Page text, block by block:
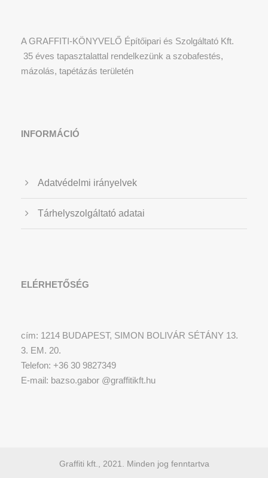
A GRAFFITI-KÖNYVELŐ Építőipari és Szolgáltató Kft.
35 éves tapasztalattal rendelkezünk a szobafestés,
mázolás, tapétázás területén
INFORMÁCIÓ
Adatvédelmi irányelvek
Tárhelyszolgáltató adatai
ELÉRHETŐSÉG
cím: 1214 BUDAPEST, SIMON BOLIVÁR SÉTÁNY 13.
3. EM. 20.
Telefon: +36 30 9827349
E-mail: bazso.gabor @graffitikft.hu
Graffiti kft., 2021. Minden jog fenntartva